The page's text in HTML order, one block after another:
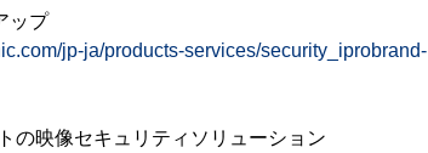
ップ
jp-ja/products-services/security_iprobrand-
の映像セキュリティソリューション